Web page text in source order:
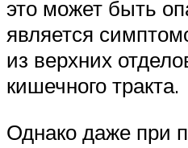
это может быть
является
из верхних
кишечного тракта.
Однако даже при